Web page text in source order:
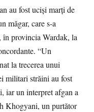
au fost ucişi marţi de
măgar, care s-a
în provincia Wardak, la
“Un
la trecerea unui
militari străini au fost
iar un interpret afgan a
Khogyani, un purtător